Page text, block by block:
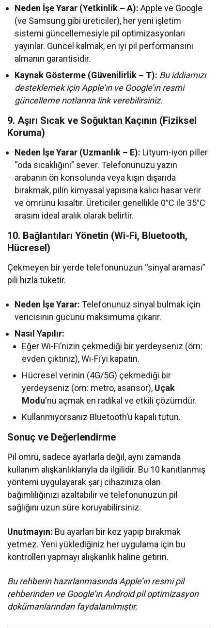
Neden İşe Yarar (Yetkinlik – A): Apple ve Google
(ve Samsung gibi üreticiler), her yeni işletim
sistemi güncellemesiyle pil optimizasyonları
yayınlar. Güncel kalmak, en iyi pil performansını
almanın garantisidir.
Kaynak Gösterme (Güvenilirlik – T): Bu iddiamızı
desteklemek için Apple’ın ve Google’ın resmi
güncelleme notlarına link verebilirsiniz.
9. Aşırı Sıcak ve Soğuktan Kaçının (Fiziksel
Koruma)
Neden İşe Yarar (Uzmanlık – E): Lityum-iyon piller
“oda sıcaklığını” sever. Telefonunuzu yazın
arabanın ön konsolunda veya kışın dışarıda
bırakmak, pilin kimyasal yapısına kalıcı hasar verir
ve ömrünü kısaltır. Üreticiler genellikle 0°C ile 35°C
arasını ideal aralık olarak belirtir.
10. Bağlantıları Yönetin (Wi-Fi, Bluetooth,
Hücresel)
Çekmeyen bir yerde telefonunuzun “sinyal araması”
pili hızla tüketir.
Neden İşe Yarar: Telefonunuz sinyal bulmak için
vericisinin gücünü maksimuma çıkarır.
Nasıl Yapılır:
Eğer Wi-Fi’nizin çekmediği bir yerdeyseniz (örn:
evden çıktınız), Wi-Fi’yi kapatın.
Hücresel verinin (4G/5G) çekmediği bir
yerdeyseniz (örn: metro, asansör), Uçak
Modu‘nu açmak en radikal ve etkili çözümdür.
Kullanmıyorsanız Bluetooth’u kapalı tutun.
Sonuç ve Değerlendirme
Pil ömrü, sadece ayarlarla değil, aynı zamanda
kullanım alışkanlıklarıyla da ilgilidir. Bu 10 kanıtlanmış
yöntemi uygulayarak şarj cihazınıza olan
bağımlılığınızı azaltabilir ve telefonunuzun pil
sağlığını uzun süre koruyabilirsiniz.
Unutmayın: Bu ayarları bir kez yapıp bırakmak
yetmez. Yeni yüklediğiniz her uygulama için bu
kontrolleri yapmayı alışkanlık haline getirin.
Bu rehberin hazırlanmasında Apple’ın resmi pil
rehberinden ve Google’ın Android pil optimizasyon
dokümanlarından faydalanılmıştır.